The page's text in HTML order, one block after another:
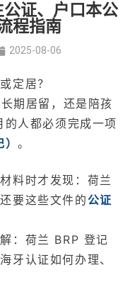
证、户口本公
程指南
2025-08-06
定居？
期居留，还是陪孩
人都必须完成一项
）。
料时才发现：荷兰
要这些文件的公证
：荷兰 BRP 登记
牙认证如何办理、